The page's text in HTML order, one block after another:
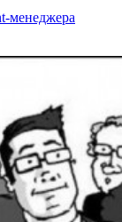
менеджера